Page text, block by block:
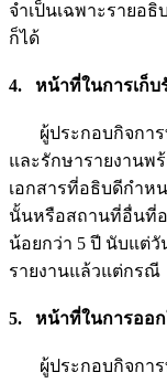
จำเป็นเฉพาะรายอ
ก็ได้
4. หน้าที่ในการเก็บ
ผู้ประกอบกิจการที่
และรักษารายงานพ
เอกสารที่อธิบดีกำห
นั้นหรือสถานที่อื่นที่อ
น้อยกว่า 5 ปี นับแต่
รายงานแล้วแต่กรณี
5. หน้าที่ในการออก
ผู้ประกอบกิจการที่